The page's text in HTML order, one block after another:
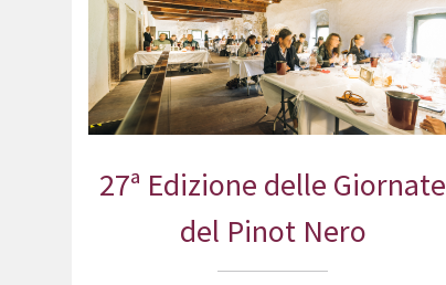
27ª Edizione delle Giornate
del Pinot Nero